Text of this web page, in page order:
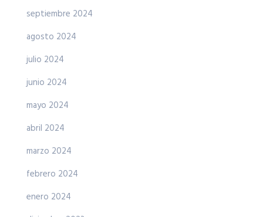
septiembre 2024
agosto 2024
julio 2024
junio 2024
mayo 2024
abril 2024
marzo 2024
febrero 2024
enero 2024